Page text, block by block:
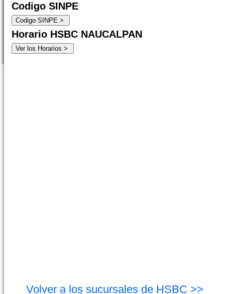
Codigo SINPE
Horario HSBC NAUCALPAN
Volver a los sucursales de HSBC >>